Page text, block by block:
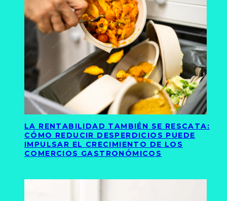
LA RENTABILIDAD TAMBIÉN SE RESCATA:
CÓMO REDUCIR DESPERDICIOS PUEDE
IMPULSAR EL CRECIMIENTO DE LOS
COMERCIOS GASTRONÓMICOS